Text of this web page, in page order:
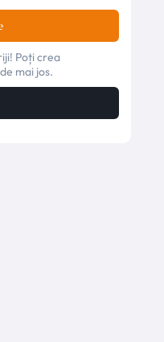
Poți crea
mai jos.